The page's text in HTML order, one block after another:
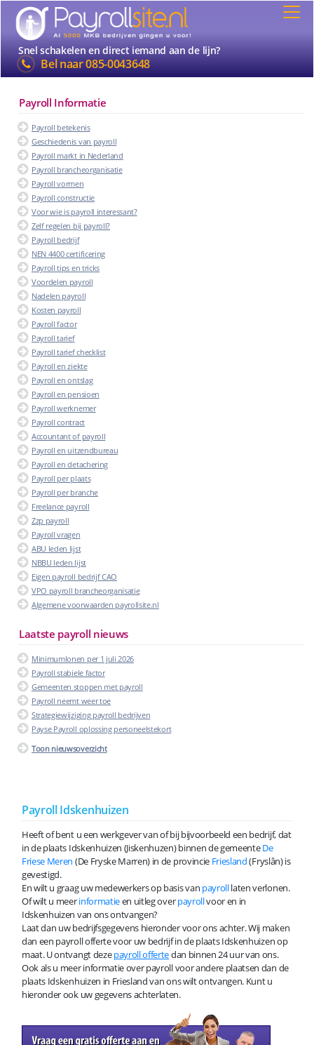
Snel schakelen en direct iemand aan de lijn?
Bel naar085-0043648
Payroll Informatie
Payroll betekenis
Geschiedenis van payroll
Payroll markt in Nederland
Payroll brancheorganisatie
Payroll vormen
Payroll constructie
Voor wie is payroll interessant?
Zelf regelen bij payroll?
Payroll bedrijf
NEN 4400 certificering
Payroll tips en tricks
Voordelen payroll
Nadelen payroll
Kosten payroll
Payroll factor
Payroll tarief
Payroll tarief checklist
Payroll en ziekte
Payroll en ontslag
Payroll en pensioen
Payroll werknemer
Payroll contract
Accountant of payroll
Payroll en uitzendbureau
Payroll en detachering
Payroll per plaats
Payroll per branche
Freelance payroll
Zzp payroll
Payroll vragen
ABU leden lijst
NBBU leden lijst
Eigen payroll bedrijf CAO
VPO payroll brancheorganisatie
Algemene voorwaarden payrollsite.nl
Laatste payroll nieuws
Minimumlonen per 1 juli 2026
Payroll stabiele factor
Gemeenten stoppen met payroll
Payroll neemt weer toe
Strategiewijziging payroll bedrijven
Payse Payroll oplossing personeelstekort
Toon nieuwsoverzicht
Payroll Idskenhuizen
Heeft of bent u een werkgever van of bij bijvoorbeeld een bedrijf, dat
in de plaats Idskenhuizen (Jiskenhuzen) binnen de gemeenteDe
Friese Meren (De Fryske Marren) in de provincie Friesland(Fryslân) is
gevestigd.
En wilt u graag uw medewerkers op basis van payrolllaten verlonen.
Of wilt u meerinformatieen uitleg overpayrollvoor en in
Idskenhuizen van ons ontvangen?
Laat dan uw bedrijfsgegevens hieronder voor ons achter. Wij maken
dan een payroll offerte voor uw bedrijf in de plaats Idskenhuizen op
maat. U ontvangt dezepayroll offertedan binnen 24 uur van ons.
Ook als u meer informatie over payroll voor andere plaatsen dan de
plaats Idskenhuizen in Friesland van ons wilt ontvangen. Kunt u
hieronder ook uw gegevens achterlaten.